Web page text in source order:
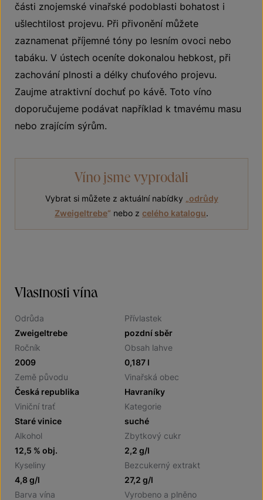
části znojemské vinařské podoblasti bohatost i
ušlechtilost projevu. Při přivonění můžete
zaznamenat příjemné tóny po lesním ovoci nebo
tabáku. V ústech oceníte dokonalou hebkost, při
zachování plnosti a délky chuťového projevu.
Zaujme atraktivní dochuť po kávě. Toto víno
doporučujeme podávat například k tmavému masu
nebo zrajícím sýrům.
Víno jsme vyprodali
Vybrat si můžete z aktuální nabídky
odrůdy
Zweigeltrebe“ nebo z celého katalogu.
Vlastnosti vína
Odrůda
Zweigeltrebe
Přívlastek
pozdní sběr
Ročník
2009
Obsah lahve
0,187 l
Země původu
Česká republika
Vinařská obec
Havraníky
Viniční trať
Staré vinice
Kategorie
suché
Alkohol
12,5 % obj.
Zbytkový cukr
2,2 g/l
Kyseliny
4,8 g/l
Bezcukerný extrakt
27,2 g/l
Barva vína
Vyrobeno a plněno